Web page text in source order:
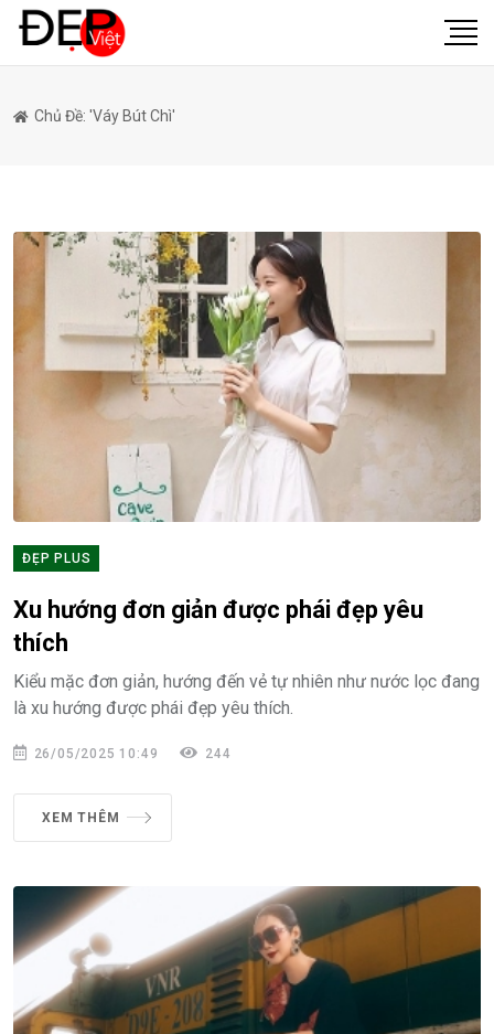
Chủ Đề: 'váy Bút Chì'
ĐẸP PLUS
Xu hướng đơn giản được phái đẹp yêu
thích
Kiểu mặc đơn giản, hướng đến vẻ tự nhiên như nước lọc đang
là xu hướng được phái đẹp yêu thích.
26/05/2025 10:49 244
XEM THÊM